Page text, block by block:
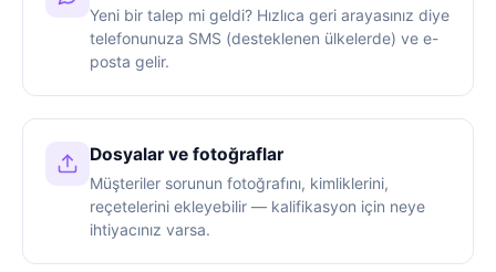
Yeni bir talep mi geldi? Hızlıca geri arayasınız diye
telefonunuza SMS (desteklenen ülkelerde) ve e-
posta gelir.
Dosyalar ve fotoğraflar
Müşteriler sorunun fotoğrafını, kimliklerini,
reçetelerini ekleyebilir — kalifikasyon için neye
ihtiyacınız varsa.